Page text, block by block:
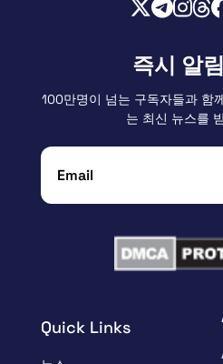
Quick Links
즉시 알
100만명이 넘는 구독자들과 함
는 최신 뉴스를